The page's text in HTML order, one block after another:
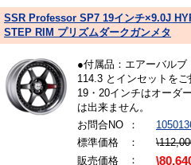
SSR Professor SP7 19インチ×9.0J
STEP RIM プリズムダークガンメタ
●付属品：エアーバル
114.3 とインセットを
19・20インチはオーダ
は出来ません。
お問合NO
：
標準価格
：
販売価格
：